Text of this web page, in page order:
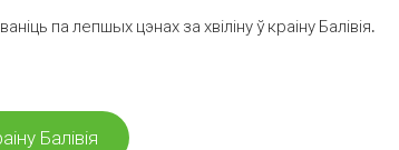
па лепшых цэнах за хвіліну ў краіну Балівія.
Балівія